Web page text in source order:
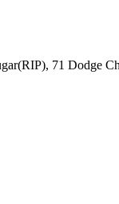
71 Dodge